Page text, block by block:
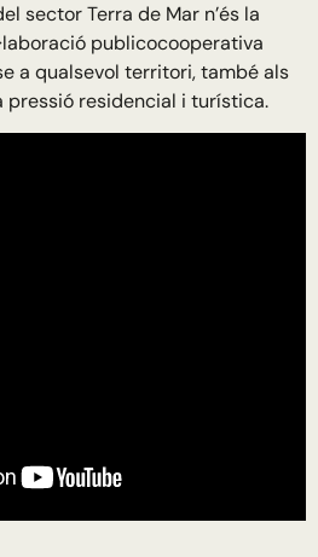
sector Terra de Mar n’és la
publicocooperativa
a qualsevol territori, també als
pressió residencial i turística.